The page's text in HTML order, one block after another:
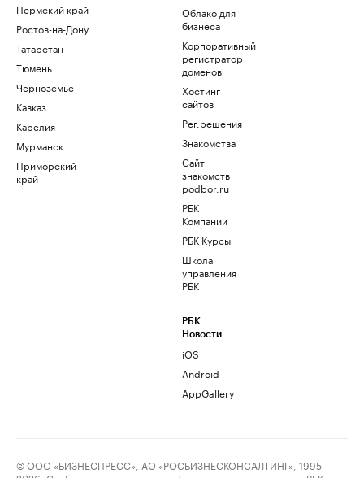
Пермский край
Ростов-на-Дону
Татарстан
Тюмень
Черноземье
Кавказ
Карелия
Мурманск
Приморский
край
Облако для
бизнеса
Корпоративный
регистратор
доменов
Хостинг
сайтов
Рег.решения
Знакомства
Сайт
знакомств
podbor.ru
РБК
Компании
РБК Курсы
Школа
управления
РБК
РБК
Новости
iOS
Android
AppGallery
© ООО «БИЗНЕСПРЕСС», АО «РОСБИЗНЕСКОНСАЛТИНГ», 1995–